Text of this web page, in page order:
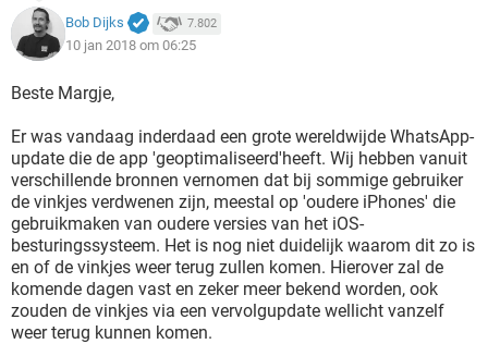
Bob Dijks 7.802
10 jan 2018 om 06:25
Beste Margje,
Er was vandaag inderdaad een grote wereldwijde WhatsApp-
update die de app 'geoptimaliseerd'heeft. Wij hebben vanuit
verschillende bronnen vernomen dat bij sommige gebruiker
de vinkjes verdwenen zijn, meestal op 'oudere iPhones' die
gebruikmaken van oudere versies van het iOS-
besturingssysteem. Het is nog niet duidelijk waarom dit zo is
en of de vinkjes weer terug zullen komen. Hierover zal de
komende dagen vast en zeker meer bekend worden, ook
zouden de vinkjes via een vervolgupdate wellicht vanzelf
weer terug kunnen komen.